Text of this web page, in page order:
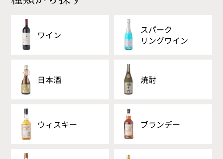
ワイン
スパーク
リングワイン
日本酒 焼酎
ウィスキー ブランデー